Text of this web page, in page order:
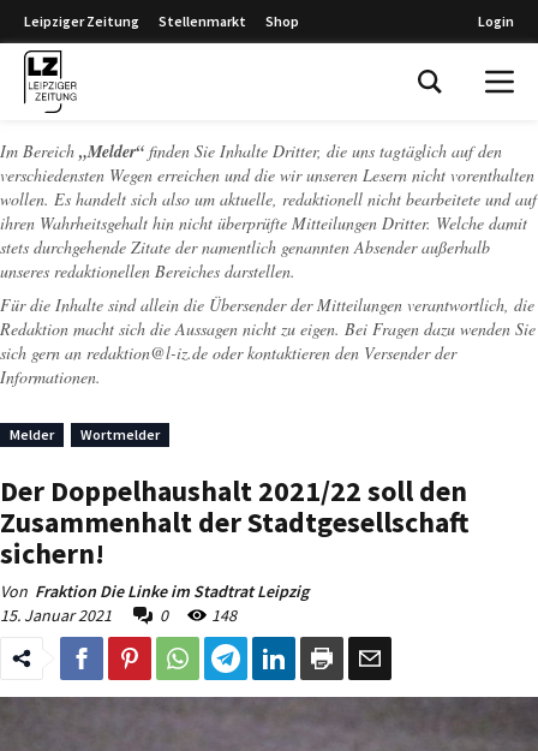
Leipziger Zeitung Stellenmarkt Shop Login
Im Bereich „Melder“ finden Sie Inhalte Dritter, die uns tagtäglich auf den
verschiedensten Wegen erreichen und die wir unseren Lesern nicht vorenthalten
wollen. Es handelt sich also um aktuelle, redaktionell nicht bearbeitete und auf
ihren Wahrheitsgehalt hin nicht überprüfte Mitteilungen Dritter. Welche damit
stets durchgehende Zitate der namentlich genannten Absender außerhalb
unseres redaktionellen Bereiches darstellen.
Für die Inhalte sind allein die Übersender der Mitteilungen verantwortlich, die
Redaktion macht sich die Aussagen nicht zu eigen. Bei Fragen dazu wenden Sie
sich gern an redaktion@l-iz.de oder kontaktieren den Versender der
Informationen.
Melder Wortmelder
Der Doppelhaushalt 2021/22 soll den
Zusammenhalt der Stadtgesellschaft
sichern!
Von Fraktion Die Linke im Stadtrat Leipzig
15. Januar 2021
0 148